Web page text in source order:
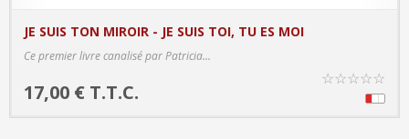
JE SUIS TON MIROIR - JE SUIS TOI, TU ES MOI
Ce premier livre canalisé par Patricia...
17,00 € T.T.C.
☆☆☆☆☆